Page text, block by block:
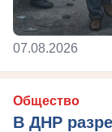
07.08.2026
Общество
В ДНР